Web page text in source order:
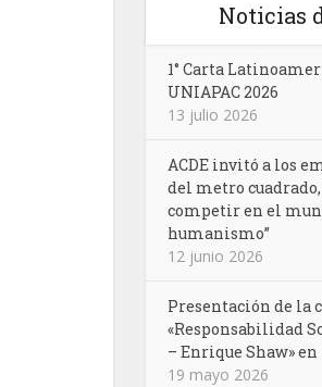
Noticias
1° Carta
UNIAPAC 2026
13 julio 2026
ACDE invitó a los
del metro
competir en el
humanismo”
12 junio 2026
Presentación de la
«Responsabilidad
– Enrique Shaw» en
19 mayo 2026